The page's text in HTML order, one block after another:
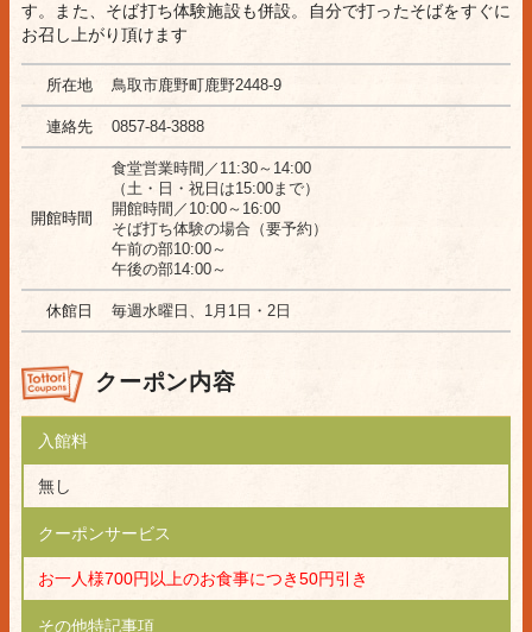
す。また、そば打ち体験施設も併設。自分で打ったそばをすぐに
お召し上がり頂けます
所在地 鳥取市鹿野町鹿野2448-9
連絡先 0857-84-3888
開館時間
食堂営業時間／11:30～14:00
（土・日・祝日は15:00まで）
開館時間／10:00～16:00
そば打ち体験の場合（要予約）
午前の部10:00～
午後の部14:00～
休館日 毎週水曜日、1月1日・2日
クーポン内容
入館料
無し
クーポンサービス
お一人様700円以上のお食事につき50円引き
その他特記事項